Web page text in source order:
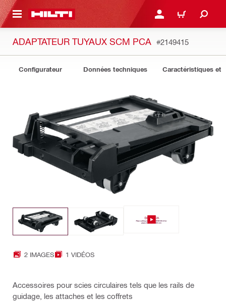
CONTENT CONNEXION OU
PANIER
ADAPTATEUR TUYAUX SCM PCA #2149415
Configurateur Données techniques Caractéristiques et
2 IMAGES 1 VIDÉOS
Accessoires pour scies circulaires tels que les rails de
guidage, les attaches et les coffrets